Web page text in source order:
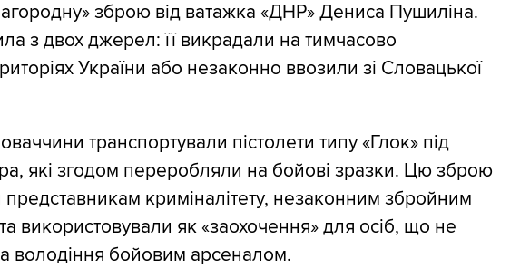
зброю від ватажка «ДНР» Дениса Пушиліна.
з двох джерел: її викрадали на тимчасово
України або незаконно ввозили зі Словацької
транспортували пістолети типу «Глок» під
які згодом переробляли на бойові зразки. Цю зброю
представникам криміналітету, незаконним збройним
використовували як «заохочення» для осіб, що не
володіння бойовим арсеналом.